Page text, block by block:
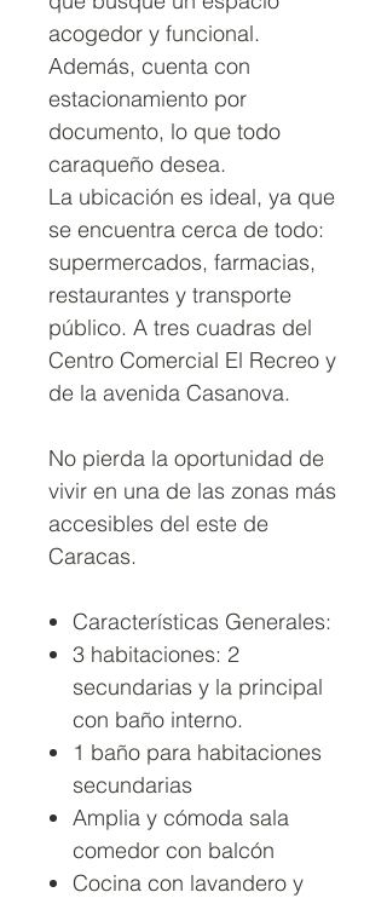
acogedor y funcional.
Además, cuenta con
estacionamiento por
documento, lo que todo
caraqueño desea.
La ubicación es ideal, ya que
se encuentra cerca de todo:
supermercados, farmacias,
restaurantes y transporte
público. A tres cuadras del
Centro Comercial El Recreo y
de la avenida Casanova.
No pierda la oportunidad de
vivir en una de las zonas más
accesibles del este de
Caracas.
Características Generales:
3 habitaciones: 2
secundarias y la principal
con baño interno.
1 baño para habitaciones
secundarias
Amplia y cómoda sala
comedor con balcón
Cocina con lavandero y